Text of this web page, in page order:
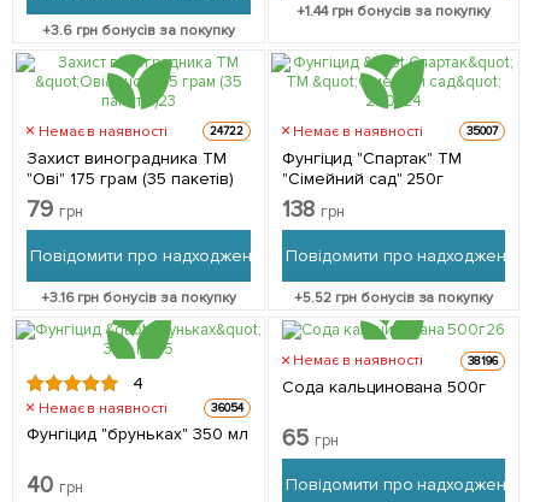
+3.6 грн бонусів за покупку
+1.44грн бонусів за покупку
Немає в наявності 24722
Захист виноградника ТМ
"Ові" 175 грам (35 пакетів)
79 грн
Повідомити про надходження
+3.16грн бонусів за покупку
Немає в наявності 35007
Фунгіцид "Спартак" ТМ
"Сімейний сад" 250г
138 грн
Повідомити про надходження
+5.52грн бонусів за покупку
4
Немає в наявності 36054
Фунгіцид "бруньках" 350 мл
40 грн
Немає в наявності 38196
Сода кальцинована 500г
65 грн
Повідомити про надходження